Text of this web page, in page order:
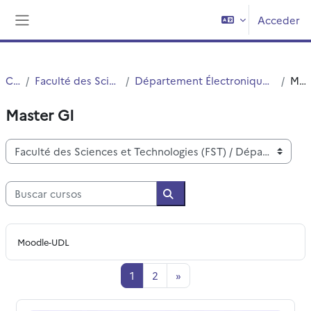
Acceder
Cursos Faculté des Sciences et Technologies (FST) Département Électronique, Électrotechnique et Automatique (EEEA) Master GI
Master GI
Categorías
Buscar cursos
Buscar cursos
Moodle-UDL
1 Página 1
2 Página 2
»